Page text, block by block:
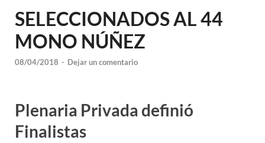
SELECCIONADOS AL 44
MONO NÚÑEZ
08/04/2018 - Dejar un comentario
Plenaria Privada definió
Finalistas